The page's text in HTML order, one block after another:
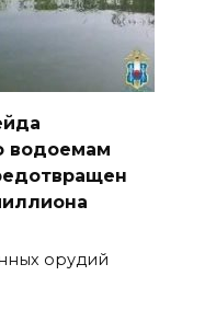
водоемам
орудий